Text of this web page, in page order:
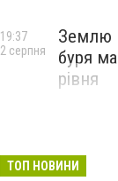
Землю
буря
рівня
19:37
2 серпня
ТОП НОВИНИ